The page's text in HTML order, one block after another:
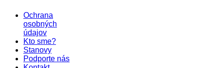
Ochrana
osobných
údajov
Kto sme?
Stanovy
Podporte nás